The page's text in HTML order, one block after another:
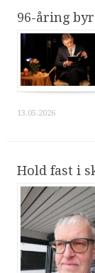
96-åring
13.05.2026
Hold fast i